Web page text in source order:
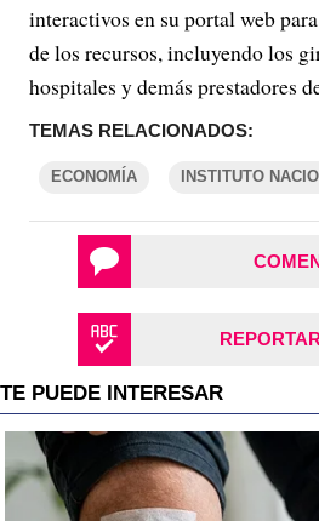
interactivos en su portal web
de los recursos, incluyendo los
hospitales y demás prestadores
TEMAS RELACIONADOS:
ECONOMÍA INSTITUTO